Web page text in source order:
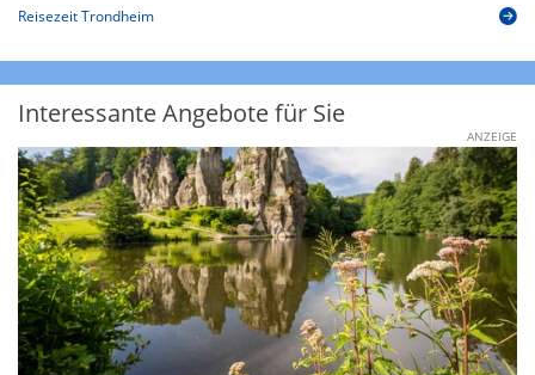
Reisezeit Trondheim
Interessante Angebote für Sie
ANZEIGE